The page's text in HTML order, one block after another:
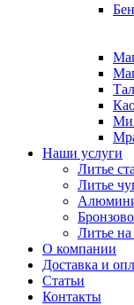
Наши услуги
Литье
Литье
Литье на
О компании
Доставка и
Статьи
Контакты